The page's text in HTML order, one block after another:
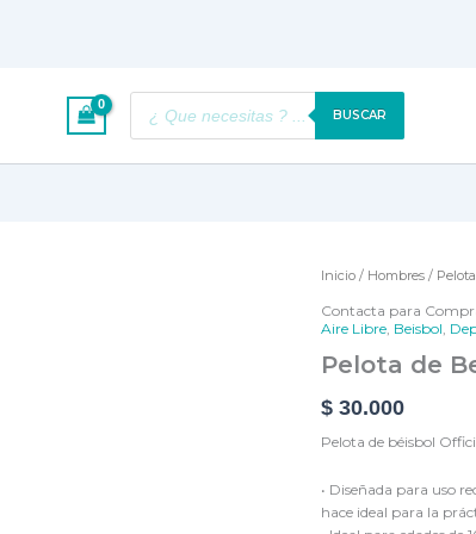
BUSCAR
Inicio / Hombres /
Contacta para
Aire Libre, Beisbol,
Pelota de
$ 30.000
Pelota de béisbol
• Diseñada para uso
hace ideal para la
Pelota
Beisbol